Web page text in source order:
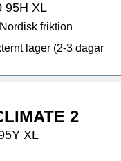
95H XL
friktion
lager (2-3 dagar
2
XL